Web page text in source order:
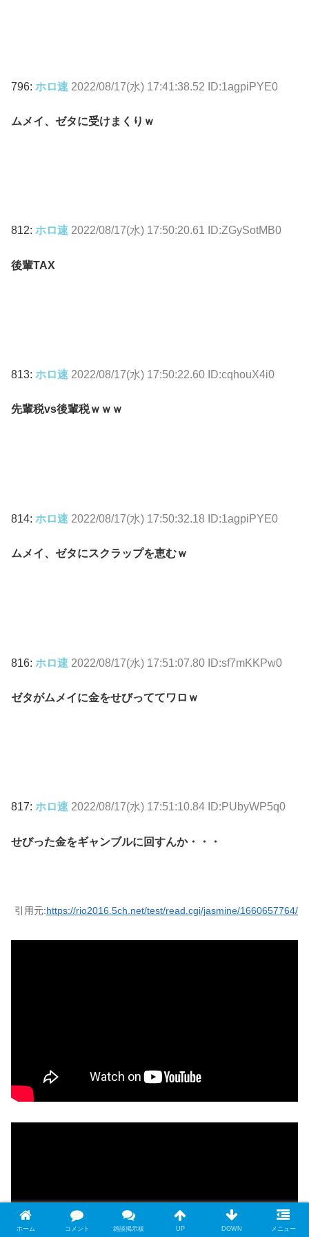
796: ホロ速 2022/08/17(水) 17:41:38.52 ID:1agpiPYE0
ムメイ、ゼタに受けまくりｗ
812: ホロ速 2022/08/17(水) 17:50:20.61 ID:ZGySotMB0
後輩TAX
813: ホロ速 2022/08/17(水) 17:50:22.60 ID:cqhouX4i0
先輩税vs後輩税ｗｗｗ
814: ホロ速 2022/08/17(水) 17:50:32.18 ID:1agpiPYE0
ムメイ、ゼタにスクラップを恵むｗ
816: ホロ速 2022/08/17(水) 17:51:07.80 ID:sf7mKKPw0
ゼタがムメイに金をせびっててワロｗ
817: ホロ速 2022/08/17(水) 17:51:10.84 ID:PUbyWP5q0
せびった金をギャンブルに回すんか・・・
引用元:https://rio2016.5ch.net/test/read.cgi/jasmine/1660657764/
ホーム コメント 雑談掲示板 UP DOWN メニュー